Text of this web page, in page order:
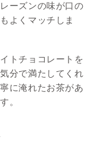
ーズンの味が口の
よくマッチしま
トチョコレートを
分で満たしてくれ
に淹れたお茶があ
。